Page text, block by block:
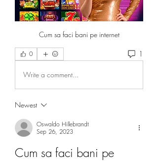
Cum sa faci bani pe internet
0 1
Write a comment...
Newest
Oswaldo Hillebrandt
Sep 26, 2023
Cum sa faci bani pe